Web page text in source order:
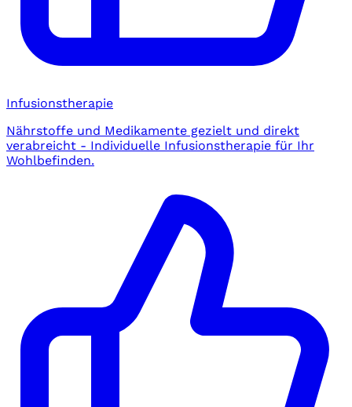
Infusionstherapie
Nährstoffe und Medikamente gezielt und direkt
verabreicht - Individuelle Infusionstherapie für Ihr
Wohlbefinden.